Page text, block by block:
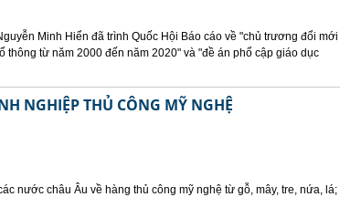
Minh Hiển đã trình Quốc Hội Báo cáo về "chủ trương đổi mới
từ năm 2000 đến năm 2020" và "đề án phổ cập giáo dục
NGHIỆP THỦ CÔNG MỸ NGHỆ
nước châu Âu về hàng thủ công mỹ nghệ từ gỗ, mây, tre, nứa, lá;